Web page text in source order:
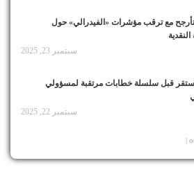
يتأرجح مع ترقب مؤشرات «الفيدرالي» حول
سبتمبر 23, 2025
يستقر قبل سلسلة خطابات مرتقبة لمسؤولي
سبتمبر 22, 2025